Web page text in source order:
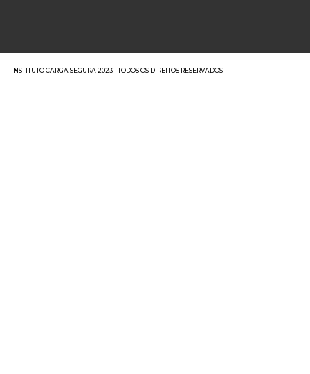
INSTITUTO CARGA SEGURA 2023 - TODOS OS DIREITOS RESERVADOS